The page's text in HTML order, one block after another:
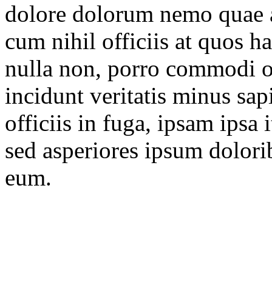
dolore dolorum nemo quae
cum nihil officiis at quos
nulla non, porro commodi
incidunt veritatis minus
officiis in fuga, ipsam ipsa
sed asperiores ipsum
eum.